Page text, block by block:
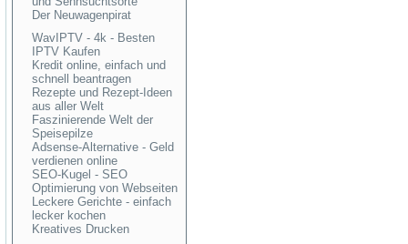
Der Neuwagenpirat
WavIPTV - 4k - Besten
IPTV Kaufen
Kredit online, einfach und
schnell beantragen
Rezepte und Rezept-Ideen
aus aller Welt
Faszinierende Welt der
Speisepilze
Adsense-Alternative - Geld
verdienen online
SEO-Kugel - SEO
Optimierung von Webseiten
Leckere Gerichte - einfach
lecker kochen
Kreatives Drucken